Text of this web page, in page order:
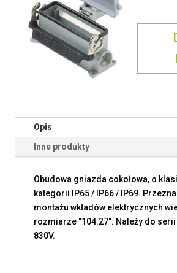
Opis
Inne produkty
Obudowa gniazda cokołowa, o
kategorii IP65 / IP66 / IP69.
montażu wkładów elektrycznych
rozmiarze "104.27". Należy do serii
830V.